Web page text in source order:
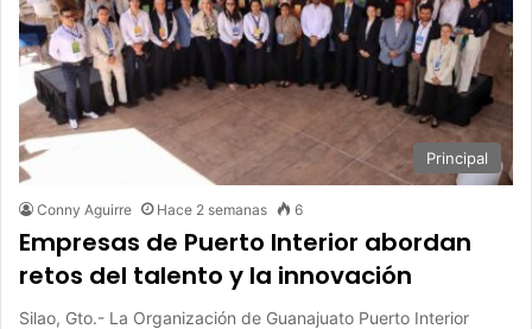
Principal
Conny Aguirre Hace 2 semanas 6
Empresas de Puerto Interior abordan
retos del talento y la innovación
Silao, Gto.- La Organización de Guanajuato Puerto Interior